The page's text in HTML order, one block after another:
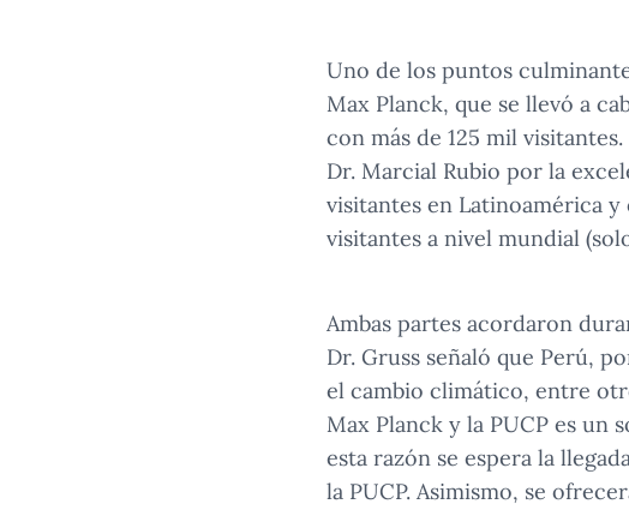
Uno de los puntos
Max Planck, que se llevó a
con más de 125 mil
Dr. Marcial Rubio por la
visitantes en Latinoamérica
visitantes a nivel mundial
Ambas partes acordaron
Dr. Gruss señaló que Perú,
el cambio climático, entre
Max Planck y la PUCP es un
esta razón se espera la
la PUCP. Asimismo, se